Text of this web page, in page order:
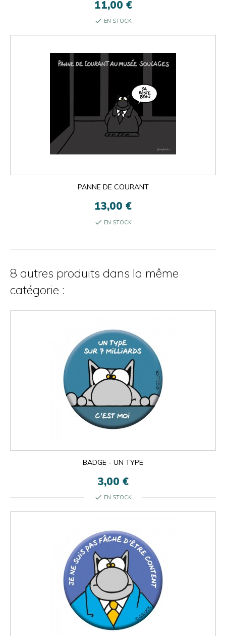
11,00 €
check EN STOCK
PANNE DE COURANT
13,00 €
check EN STOCK
8 autres produits dans la même
catégorie :
BADGE - UN TYPE
3,00 €
check EN STOCK
close
×

ok
×